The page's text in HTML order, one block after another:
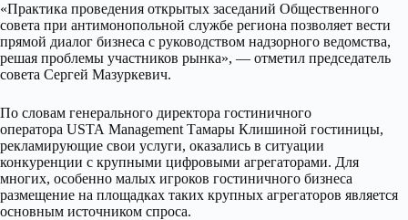
«Практика проведения открытых заседаний Общественного
совета при антимонопольной службе региона позволяет вести
прямой диалог бизнеса с руководством надзорного ведомства,
решая проблемы участников рынка», — отметил председатель
совета Сергей Мазуркевич.
По словам генерального директора гостиничного
оператора USTA Management Тамары Клишиной гостиницы,
рекламирующие свои услуги, оказались в ситуации
конкуренции с крупными цифровыми агрегаторами. Для
многих, особенно малых игроков гостиничного бизнеса
размещение на площадках таких крупных агрегаторов является
основным источником спроса.